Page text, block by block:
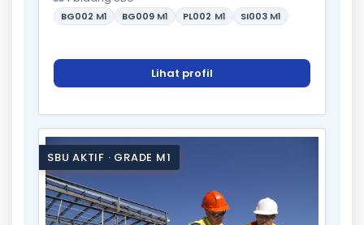
BG002 M1 BG009 M1 PL002 M1 SI003 M1
Lihat profil
SBU AKTIF · GRADE M1